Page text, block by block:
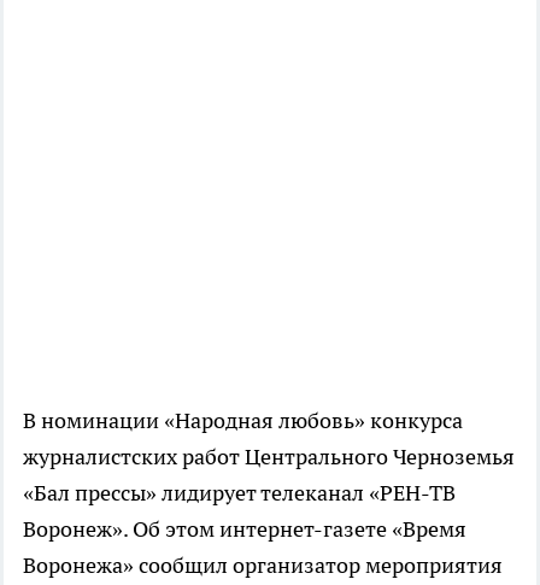
В номинации «Народная любовь» конкурса
журналистских работ Центрального Черноземья
«Бал прессы» лидирует телеканал «РЕН-ТВ
Воронеж». Об этом интернет-газете «Время
Воронежа» сообщил организатор мероприятия